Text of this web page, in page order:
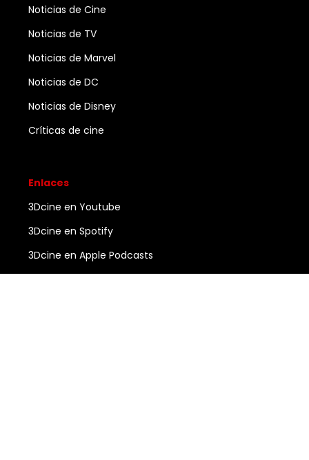
Noticias de Cine
Noticias de TV
Noticias de Marvel
Noticias de DC
Noticias de Disney
Críticas de cine
Enlaces
3Dcine en Youtube
3Dcine en Spotify
3Dcine en Apple Podcasts